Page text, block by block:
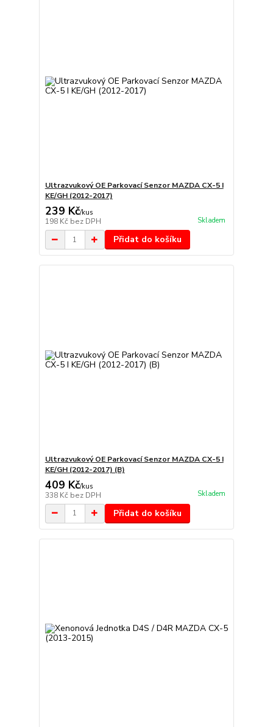
Ultrazvukový OE Parkovací Senzor MAZDA CX-5 I
KE/GH (2012-2017)
239 Kč/kus
198 Kč bez DPH Skladem
Přidat do košíku
Ultrazvukový OE Parkovací Senzor MAZDA CX-5 I
KE/GH (2012-2017) (B)
409 Kč/kus
338 Kč bez DPH Skladem
Přidat do košíku